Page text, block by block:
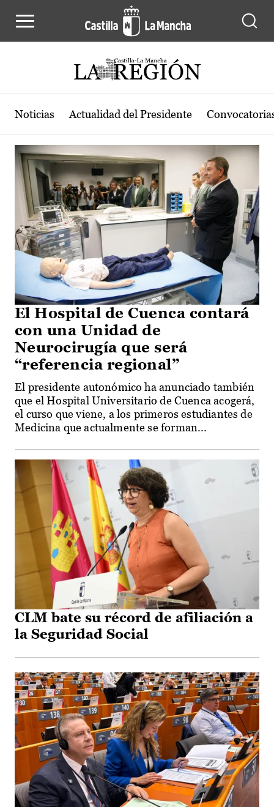
Actualidad de la región de Castilla-
Noticias Actualidad del Presidente
El Hospital de Cuenca contará
con una Unidad de
Neurocirugía que será
“referencia regional”
El presidente autonómico ha anunciado también
que el Hospital Universitario de Cuenca acogerá,
el curso que viene, a los primeros estudiantes de
Medicina que actualmente se forman...
CLM bate su récord de afiliación a
la Seguridad Social